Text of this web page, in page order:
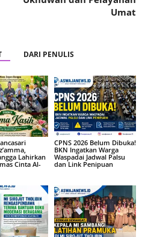
Umat
DARI PENULIS
Lahirkan
Cinta Al-
CPNS 2026 Belum Dibuka!
BKN Ingatkan Warga
Waspadai Jadwal Palsu
dan Link Penipuan